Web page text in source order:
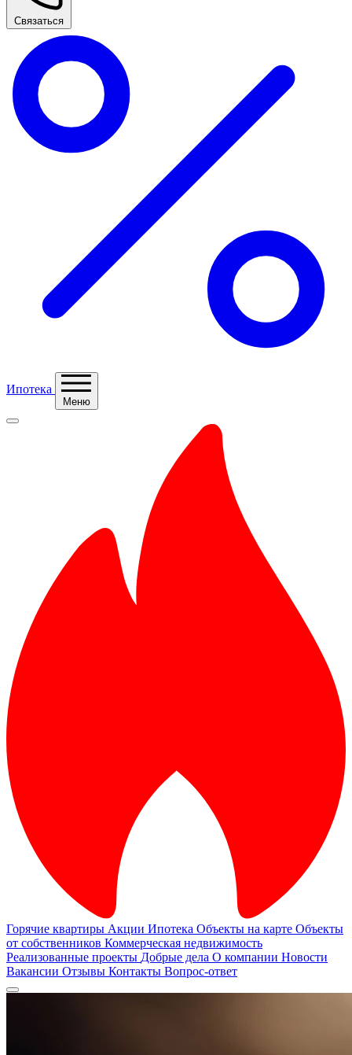
Связаться
Ипотека
Меню
Горячие квартиры Акции Ипотека Объекты на карте Объекты
от собственников Коммерческая недвижимость
Реализованные проекты Добрые дела О компании Новости
Вакансии Отзывы Контакты Вопрос-ответ